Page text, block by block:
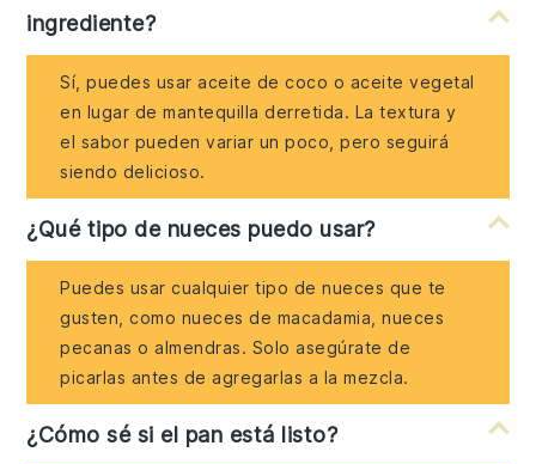
ingrediente?
Sí, puedes usar aceite de coco o aceite vegetal
en lugar de mantequilla derretida. La textura y
el sabor pueden variar un poco, pero seguirá
siendo delicioso.
¿Qué tipo de nueces puedo usar?
Puedes usar cualquier tipo de nueces que te
gusten, como nueces de macadamia, nueces
pecanas o almendras. Solo asegúrate de
picarlas antes de agregarlas a la mezcla.
¿Cómo sé si el pan está listo?